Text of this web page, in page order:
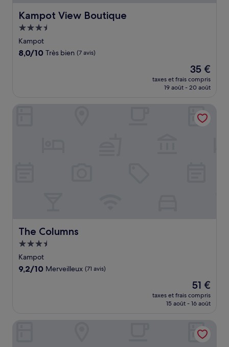
Kampot View Boutique
Kampot View Boutique
Hébergement
3.5 étoiles
Kampot
8.0
8,0/10 Très bien (7 avis)
Le
nouveau
prix
de
35 €
35 €
taxes et frais compris
19 août - 20 août
The Columns
The Columns
Hébergement
3.5 étoiles
Kampot
9.2
9,2/10 Merveilleux (71 avis)
Le
nouveau
prix
de
51 €
51 €
taxes et frais compris
15 août - 16 août